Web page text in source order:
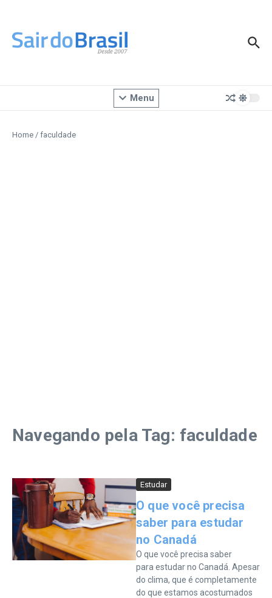
Menu
Home / faculdade
Navegando pela Tag: faculdade
Estudar
O que você precisa
saber para estudar
no Canadá
O que você precisa saber
para estudar no Canadá. Apesar
do clima, que é completamente
do que estamos acostumados